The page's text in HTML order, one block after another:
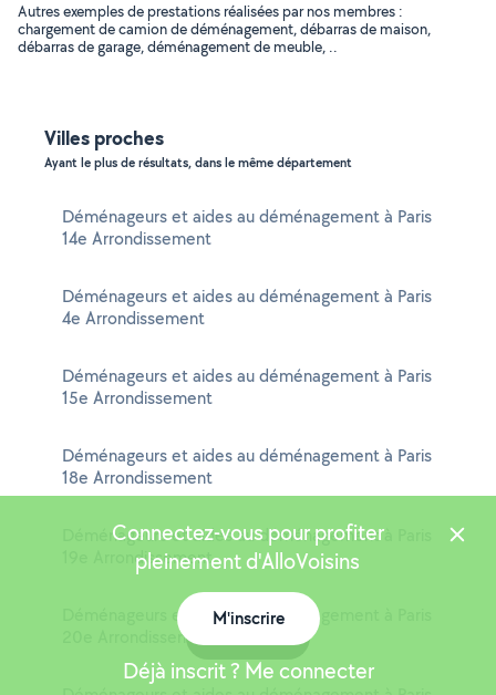
Autres exemples de prestations réalisées par nos membres :
chargement de camion de déménagement, débarras de maison,
débarras de garage, déménagement de meuble, ..
Villes proches
Ayant le plus de résultats, dans le même département
Déménageurs et aides au déménagement à Paris
14e Arrondissement
Déménageurs et aides au déménagement à Paris
4e Arrondissement
Déménageurs et aides au déménagement à Paris
15e Arrondissement
Déménageurs et aides au déménagement à Paris
18e Arrondissement
Déménageurs et aides au déménagement à Paris
19e Arrondissement
Déménageurs et aides au déménagement à Paris
20e Arrondissement
Connectez-vous pour profiter
pleinement d'AlloVoisins
M'inscrire
Déjà inscrit ? Me connecter